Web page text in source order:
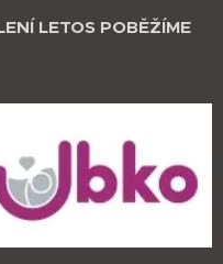
LETOS POBĚŽÍME